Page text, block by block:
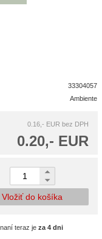
33304057
Ambiente
0.16,- EUR bez DPH
0.20,- EUR
Vložiť do košíka
teraz je za 4 dni